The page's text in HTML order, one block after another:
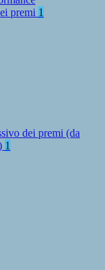
premi 1
dei premi (da
1